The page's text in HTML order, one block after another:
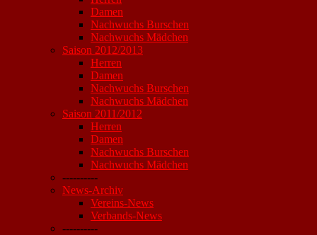
Damen
Nachwuchs Burschen
Nachwuchs Mädchen
Saison 2012/2013
Herren
Damen
Nachwuchs Burschen
Nachwuchs Mädchen
Saison 2011/2012
Herren
Damen
Nachwuchs Burschen
Nachwuchs Mädchen
----------
News-Archiv
Vereins-News
Verbands-News
----------